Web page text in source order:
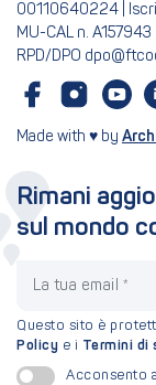
00110640224 |
MU-CAL n. A157943
RPD/DPO
Made with ♥ by
Rimani
sul mondo
Questo sito è
Policy e i Termini di
Acconsento